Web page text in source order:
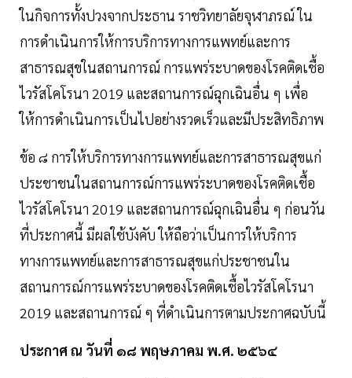
ในกิจการทั้งปวงจากประธาน ราชวิทยาลัยจุฬาภรณ์ ใน
การดำเนินการให้การบริการทางการแพทย์และการ
สาธารณสุขในสถานการณ์ การแพร่ระบาดของโรคติดเชื้อ
ไวรัสโคโรนา 2019 และสถานการณ์ฉุกเฉินอื่น ๆ เพื่อ
ให้การดำเนินการเป็นไปอย่างรวดเร็วและมีประสิทธิภาพ
ข้อ ๘ การให้บริการทางการแพทย์และการสาธารณสุขแก่
ประชาชนในสถานการณ์การแพร่ระบาดของโรคติดเชื้อ
ไวรัสโคโรนา 2019 และสถานการณ์ฉุกเฉินอื่น ๆ ก่อนวัน
ที่ประกาศนี้ มีผลใช้บังคับ ให้ถือว่าเป็นการให้บริการ
ทางการแพทย์และการสาธารณสุขแก่ประชาชนใน
สถานการณ์การแพร่ระบาดของโรคติดเชื้อไวรัสโคโรนา
2019 และสถานการณ์ ๆ ที่ดำเนินการตามประกาศฉบับนี้
ประกาศ ณ วันที่ ๑๘ พฤษภาคม พ.ศ. ๒๕๖๔